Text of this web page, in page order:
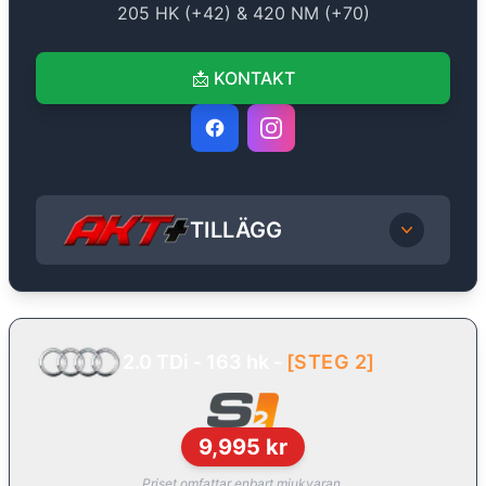
205 HK (+42) & 420 NM (+70)
📩 KONTAKT
TILLÄGG
[STEG 2]
9,995 kr